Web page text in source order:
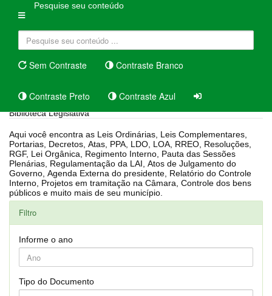
Pesquise seu conteúdo
Sem Contraste Contraste Branco
Contraste Preto Contraste Azul
Biblioteca Legislativa
Aqui você encontra as Leis Ordinárias, Leis Complementares,
Portarias, Decretos, Atas, PPA, LDO, LOA, RREO, Resoluções,
RGF, Lei Orgânica, Regimento Interno, Pauta das Sessões
Plenárias, Regulamentação da LAI, Atos de Julgamento do
Governo, Agenda Externa do presidente, Relatório do Controle
Interno, Projetos em tramitação na Câmara, Controle dos bens
públicos e muito mais de seu município.
Filtro
Informe o ano
Tipo do Documento